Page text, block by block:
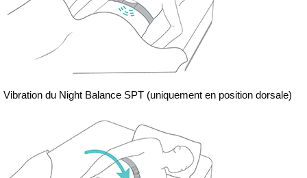
Vibration du Night Balance SPT (uniquement en position dorsale)